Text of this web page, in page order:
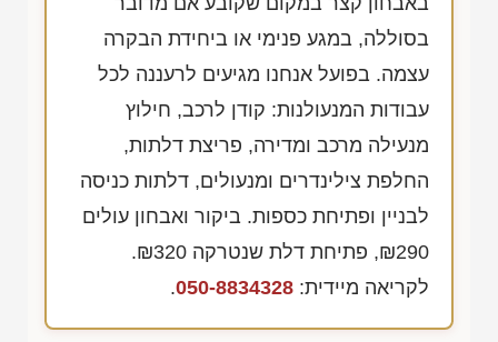
בסוללה, במגע פנימי או ביחידת הבקרה
עצמה. בפועל אנחנו מגיעים לרעננה לכל
עבודות המנעולנות: קודן לרכב, חילוץ
מנעילה מרכב ומדירה, פריצת דלתות,
החלפת צילינדרים ומנעולים, דלתות כניסה
לבניין ופתיחת כספות. ביקור ואבחון עולים
₪290, פתיחת דלת שנטרקה ₪320
.
לקריאה מיידית: 050-8834328
.